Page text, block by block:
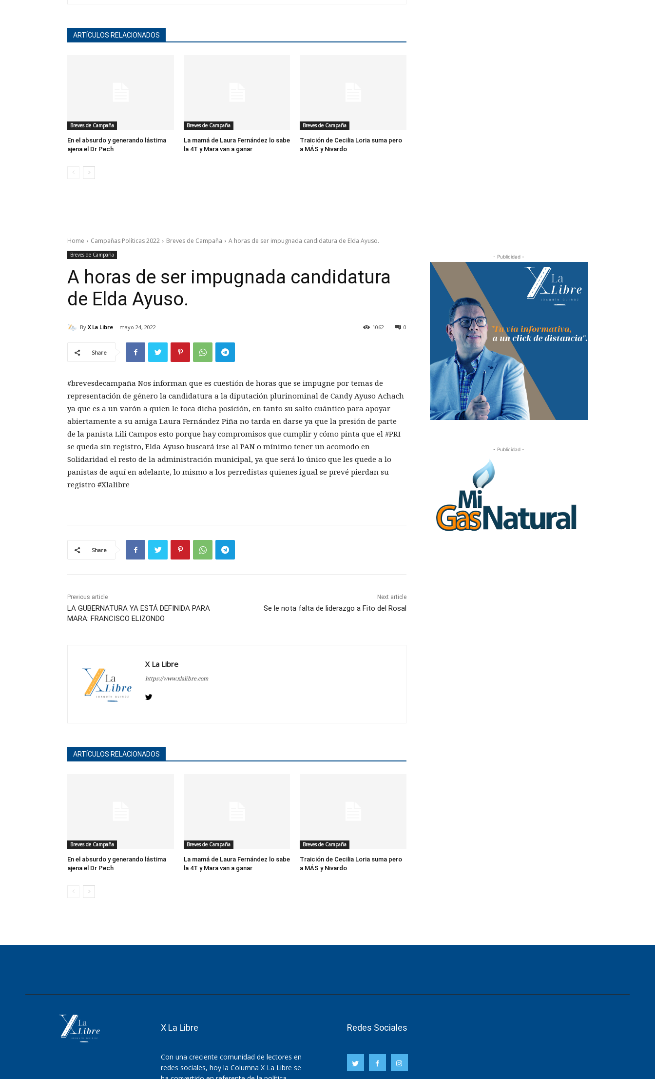
ARTÍCULOS RELACIONADOS
Breves de Campaña
En el absurdo y generando lástima
ajena el Dr Pech
Breves de Campaña
La mamá de Laura Fernández lo sabe
la 4T y Mara van a ganar
Breves de Campaña
Traición de Cecilia Loria suma pero
a MÁS y Nivardo
X La Libre
Con una creciente comunidad de lectores en
redes sociales, hoy la Columna X La Libre se
Redes Sociales